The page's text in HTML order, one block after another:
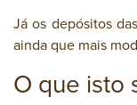
Já os depósitos
ainda que mais
O que isto